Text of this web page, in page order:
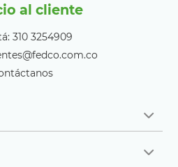
al cliente
310 3254909